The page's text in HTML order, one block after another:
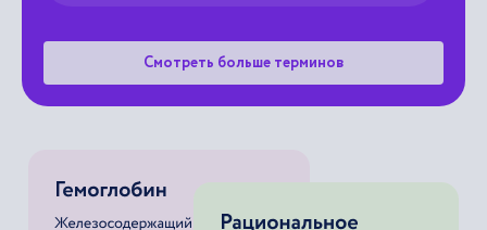
Смотреть больше терминов